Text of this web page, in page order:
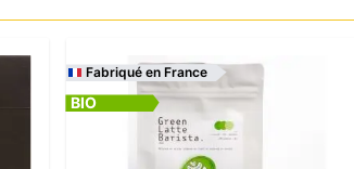
Fabriqué en France
BIO